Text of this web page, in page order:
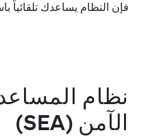
فإن النظام يساعدك تلقائياً
نظام
الآمن (SEA)